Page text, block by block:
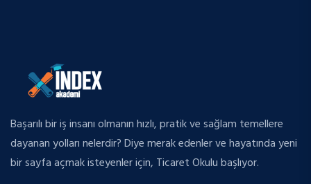
Başarılı bir iş insanı olmanın hızlı, pratik ve sağlam temellere
dayanan yolları nelerdir? Diye merak edenler ve hayatında yeni
bir sayfa açmak isteyenler için, Ticaret Okulu başlıyor.